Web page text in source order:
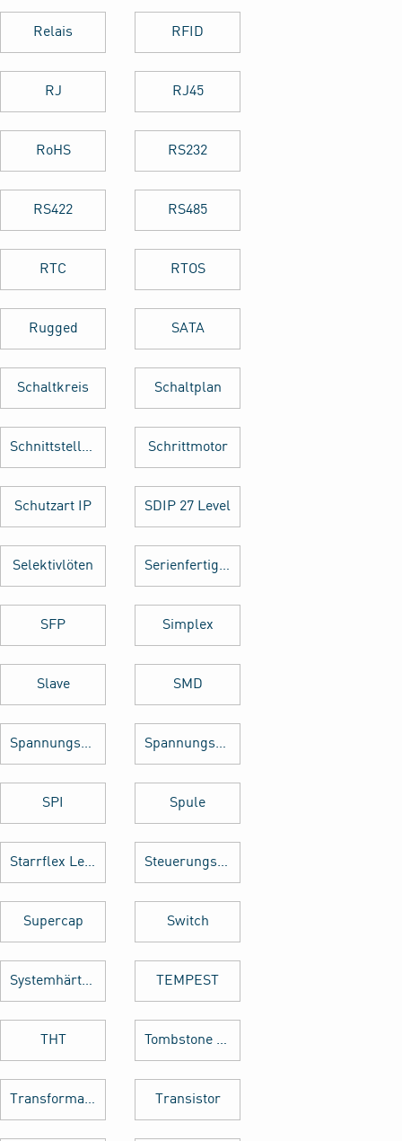
Relais RFID
RJ RJ45
RoHS RS232
RS422 RS485
RTC RTOS
Rugged SATA
Schaltkreis Schaltplan
Schnittstellenkarte Schrittmotor
Schutzart IP SDIP 27 Level
Selektivlöten Serienfertigung
SFP Simplex
Slave SMD
Spannungsregler Spannungswandler
SPI Spule
Starrflex Leiterplatten Steuerungstechnik
Supercap Switch
Systemhärtung TEMPEST
THT Tombstone Effekt
Transformator Transistor